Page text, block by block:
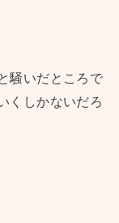
騒いだところで
くしかないだろ